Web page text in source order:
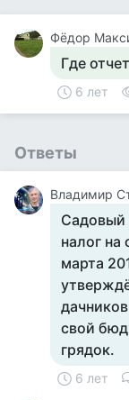
Фёдор
Где
6 лет
Ответы
Владимир
Садовый
налог на
марта
свой
грядок.
6 лет